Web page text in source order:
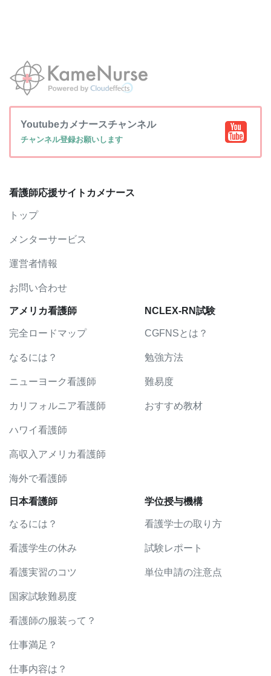
Youtubeカメナースチャンネル
チャンネル登録お願いします
看護師応援サイトカメナース
トップ
メンターサービス
運営者情報
お問い合わせ
アメリカ看護師
完全ロードマップ
なるには？
ニューヨーク看護師
カリフォルニア看護師
ハワイ看護師
高収入アメリカ看護師
海外で看護師
NCLEX-RN試験
CGFNSとは？
勉強方法
難易度
おすすめ教材
日本看護師
なるには？
看護学生の休み
看護実習のコツ
国家試験難易度
看護師の服装って？
仕事満足？
仕事内容は？
学位授与機構
看護学士の取り方
試験レポート
単位申請の注意点